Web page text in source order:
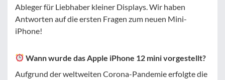
Ableger für Liebhaber kleiner Displays. Wir haben
Antworten auf die ersten Fragen zum neuen Mini-
iPhone!
Wann wurde das Apple iPhone 12 mini vorgestellt?
Aufgrund der weltweiten Corona-Pandemie erfolgte die